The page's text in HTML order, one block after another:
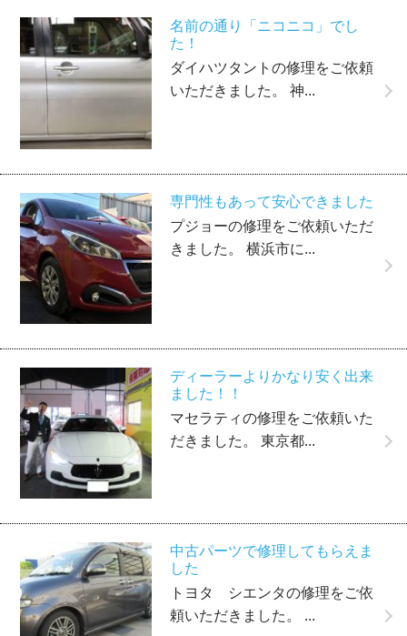
名前の通り「ニコニコ」でし
た！
ダイハツタントの修理をご依頼
いただきました。 神...
専門性もあって安心できました
プジョーの修理をご依頼いただ
きました。 横浜市に...
ディーラーよりかなり安く出来
ました！！
マセラティの修理をご依頼いた
だきました。 東京都...
中古パーツで修理してもらえま
した
トヨタ シエンタの修理をご依
頼いただきました。 ...